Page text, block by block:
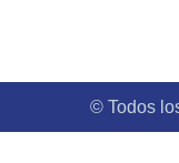
© Todos